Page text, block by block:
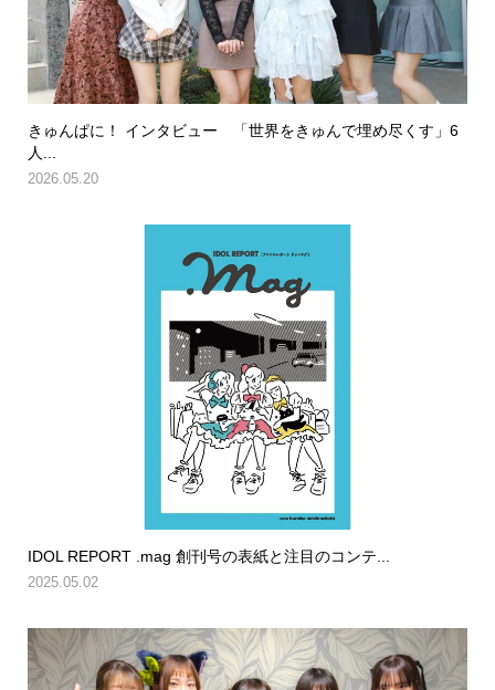
きゅんぱに！ インタビュー 「世界をきゅんで埋め尽くす」6
人...
2026.05.20
IDOL REPORT .mag 創刊号の表紙と注目のコンテ...
2025.05.02